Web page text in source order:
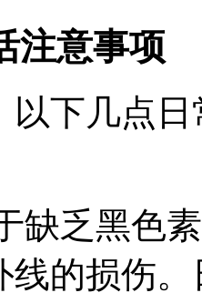
注意事项
以下几点
缺乏黑色
线的损伤